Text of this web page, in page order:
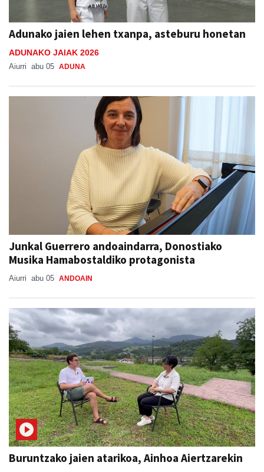
Adunako jaien lehen txanpa, asteburu honetan
ADUNAKO JAIAK 2026
Aiurri abu 05 ADUNA
Junkal Guerrero andoaindarra, Donostiako
Musika Hamabostaldiko protagonista
Aiurri abu 05 ANDOAIN
Buruntzako jaien atarikoa, Ainhoa Aiertzarekin